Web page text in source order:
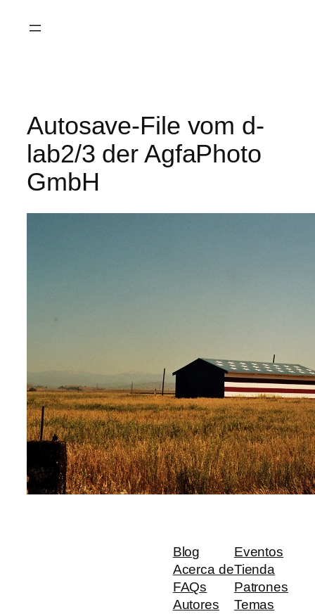
Autosave-File vom d-
lab2/3 der AgfaPhoto
GmbH
Blog
Acerca de
FAQs
Autores
Eventos
Tienda
Patrones
Temas